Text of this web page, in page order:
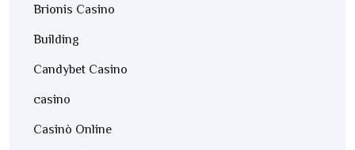
Brionis Casino
Building
Candybet Casino
casino
Casinò Online